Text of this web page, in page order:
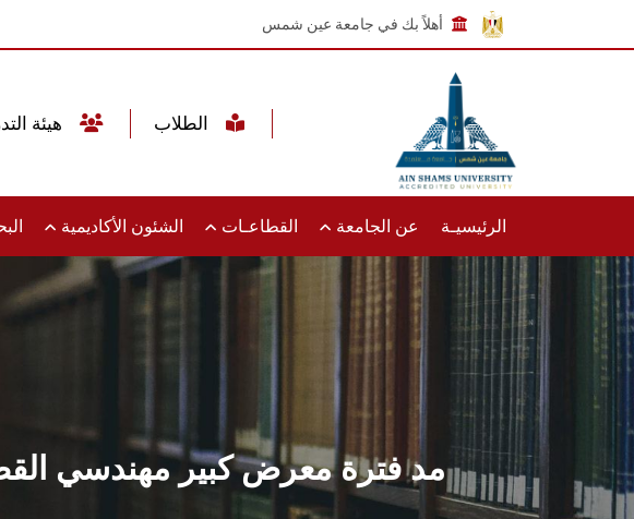
أهلاً بك في جامعة عين شمس
الرئيسيـة عن الجامعة القطاعـات الشئون الأكاديمية
مد فترة معرض كبير مهندسي